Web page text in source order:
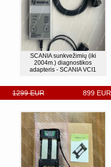
SCANIA sunkvežimių (iki
2004m.) diagnostikos
adapteris - SCANIA VCI1
1299 EUR 899 EUR